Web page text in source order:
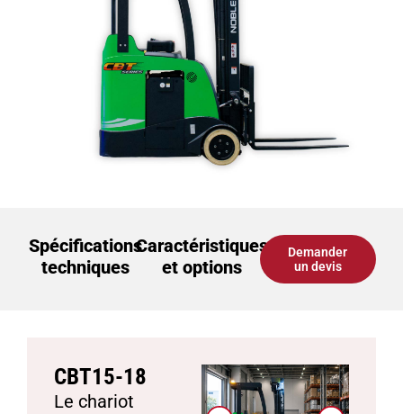
Spécifications
techniques
Caractéristiques
et options
Demander
un devis
CBT15-18
Le chariot